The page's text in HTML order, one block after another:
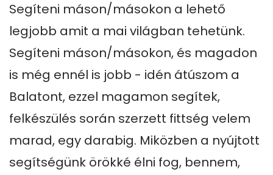
Segíteni máson/másokon a lehető
legjobb amit a mai világban tehetünk.
Segíteni máson/másokon, és magadon
is még ennél is jobb - idén átúszom a
Balatont, ezzel magamon segítek,
felkészülés során szerzett fittség velem
marad, egy darabig. Miközben a nyújtott
segítségünk örökké élni fog, bennem,